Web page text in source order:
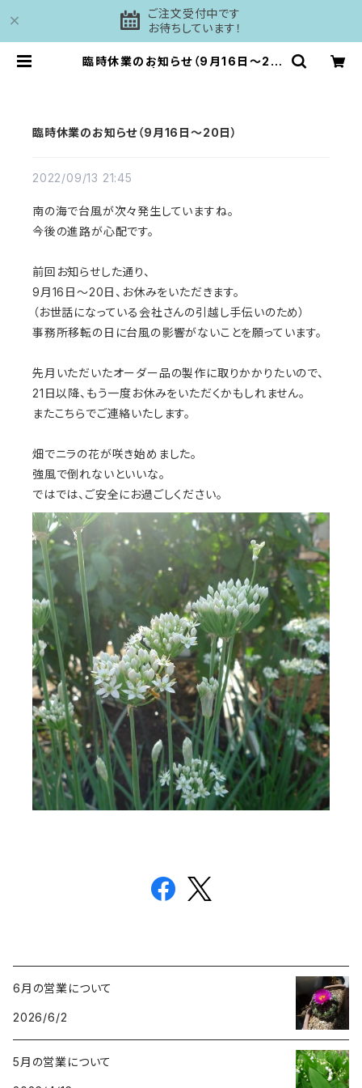
ご注文受付中です
お待ちしています！
臨時休業のお知らせ（9月16日〜20
臨時休業のお知らせ（9月16日〜20日）
2022/09/13 21:45
南の海で台風が次々発生していますね。
今後の進路が心配です。
前回お知らせした通り、
9月16日〜20日、お休みをいただきます。
（お世話になっている会社さんの引越し手伝いのため）
事務所移転の日に台風の影響がないことを願っています。
先月いただいたオーダー品の製作に取りかかりたいので、
21日以降、もう一度お休みをいただくかもしれません。
またこちらでご連絡いたします。
畑でニラの花が咲き始めました。
強風で倒れないといいな。
ではでは、ご安全にお過ごしください。
6月の営業について
2026/6/2
5月の営業について